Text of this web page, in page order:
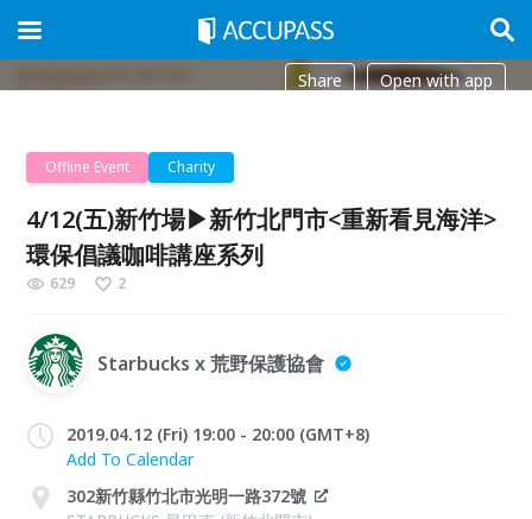
Share Open with app
Offline Event Charity
4/12(五)新竹場▶新竹北門市<重新看見海洋>
環保倡議咖啡講座系列
629 2
Starbucks x 荒野保護協會
2019.04.12 (Fri) 19:00 - 20:00 (GMT+8)
Add To Calendar
302新竹縣竹北市光明一路372號